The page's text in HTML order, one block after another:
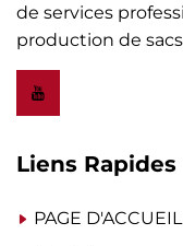
de services
production de
Liens Rapides
PAGE D'ACCUEIL